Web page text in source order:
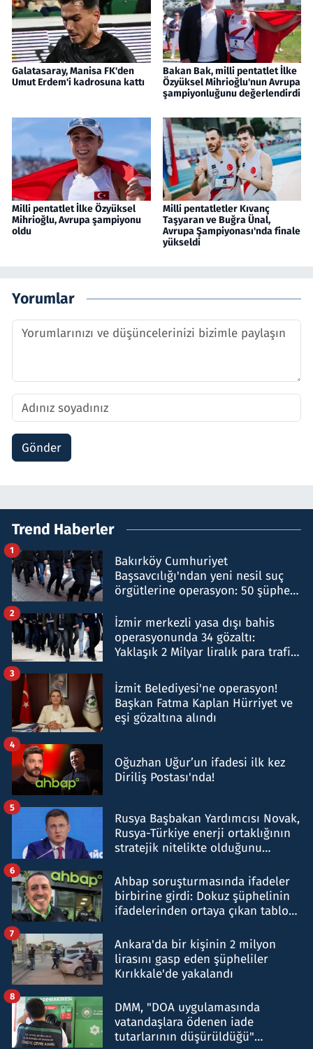
Galatasaray, Manisa FK'den
Umut Erdem'i kadrosuna kattı
Bakan Bak, milli pentatlet İlke
Özyüksel Mihrioğlu'nun Avrupa
şampiyonluğunu değerlendirdi
Milli pentatlet İlke Özyüksel
Mihrioğlu, Avrupa şampiyonu
oldu
Milli pentatletler Kıvanç
Taşyaran ve Buğra Ünal,
Avrupa Şampiyonası'nda finale
yükseldi
Yorumlar
Gönder
Trend Haberler
Bakırköy Cumhuriyet
Başsavcılığı'ndan yeni nesil suç
örgütlerine operasyon: 50 şüpheli
1
İzmir merkezli yasa dışı bahis
operasyonunda 34 gözaltı:
Yaklaşık 2 Milyar liralık para trafiği
2
İzmit Belediyesi'ne operasyon!
Başkan Fatma Kaplan Hürriyet ve
eşi gözaltına alındı
3
Oğuzhan Uğur’un ifadesi ilk kez
Diriliş Postası'nda!
4
Rusya Başbakan Yardımcısı Novak,
Rusya-Türkiye enerji ortaklığının
stratejik nitelikte olduğunu
5
Ahbap soruşturmasında ifadeler
birbirine girdi: Dokuz şüphelinin
ifadelerinden ortaya çıkan tablo
6
Ankara'da bir kişinin 2 milyon
lirasını gasp eden şüpheliler
Kırıkkale'de yakalandı
7
DMM, "DOA uygulamasında
vatandaşlara ödenen iade
tutarlarının düşürüldüğü"
8